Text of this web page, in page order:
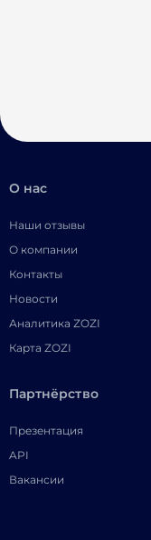
О нас
Наши отзывы
О компании
Контакты
Новости
Аналитика ZOZI
Карта ZOZI
Партнёрство
Презентация
API
Вакансии